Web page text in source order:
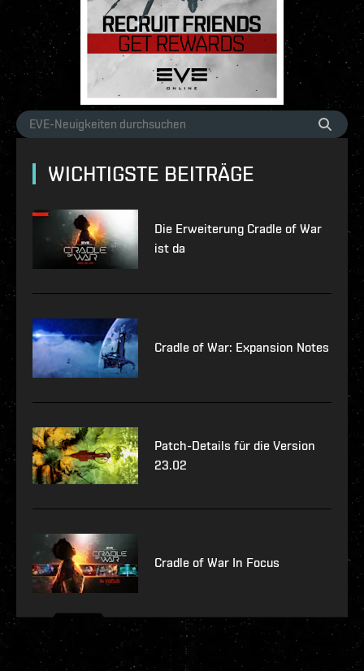
WICHTIGSTE BEITRÄGE
Die Erweiterung Cradle of War
ist da
Cradle of War: Expansion Notes
Patch-Details für die Version
23.02
Cradle of War In Focus